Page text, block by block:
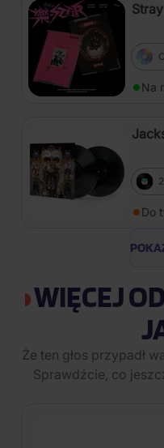
Na
Do
WIĘCEJ
Że ten głos przypadł
Sprawdźcie, co